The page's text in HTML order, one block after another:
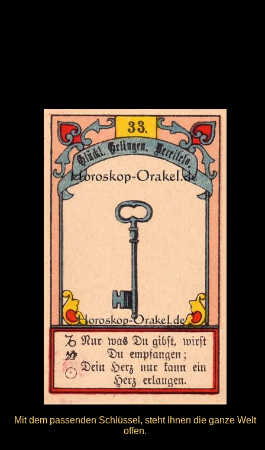
Mit dem passenden Schlüssel, steht Ihnen die ganze Welt
offen.